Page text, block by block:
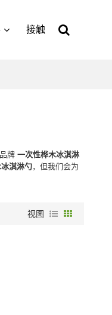
接触
牌一次性桦木冰淇淋
淇淋勺，但我们会为
视图